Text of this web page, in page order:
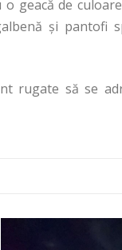
geacă de
şi pantofi
rugate să se